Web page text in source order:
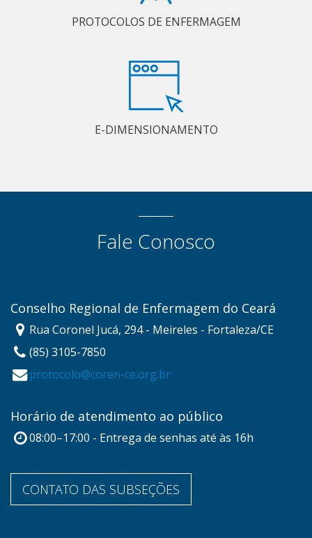
PROTOCOLOS DE ENFERMAGEM
E-DIMENSIONAMENTO
Fale Conosco
Conselho Regional de Enfermagem do Ceará
Rua Coronel Jucá, 294 - Meireles - Fortaleza/CE
(85) 3105-7850
protocolo@coren-ce.org.br
Horário de atendimento ao público
08:00–17:00 - Entrega de senhas até às 16h
CONTATO DAS SUBSEÇÕES